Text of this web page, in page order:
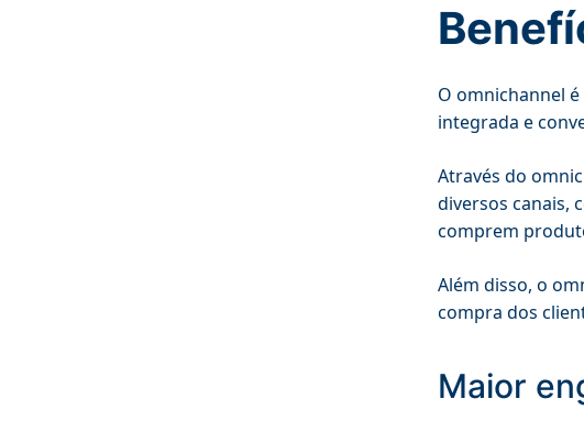
O omnichannel
integrada e
Através do
diversos canais,
comprem
Além disso, o
compra dos
Maior